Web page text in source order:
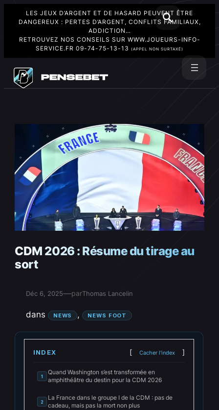
LES JEUX D’ARGENT ET DE HASARD PEUVENT ÊTRE
DANGEREUX : PERTES D’ARGENT, CONFLITS FAMILIAUX,
ADDICTION…
RETROUVEZ NOS CONSEILS SUR WWW.JOUEURS-INFO-
SERVICE.FR 09-74-75-13-13 (APPEL NON SURTAXÉ)
contenu
CDM 2026 : Résume du tirage au
sort
Déc 6, 2025—parThomas Lancelin
dans NEWS , NEWS FOOT
INDEX Cacher l'index
1
Quand Washington s’est transformée en
amphithéâtre du destin pour la CDM 2026
2
La France dans le groupe I de la CDM : pas de
cadeau, mais pas la mort non plus